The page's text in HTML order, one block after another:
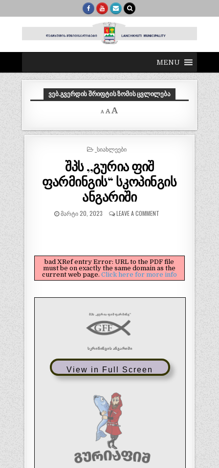
MENU
ᲕᲔᲑ.ᲒᲕᲔᲠᲓᲘᲡ ᲨᲠᲘᲤᲢᲘᲡ ᲖᲝᲛᲘᲡ ᲪᲕᲚᲘᲚᲔᲑᲐ
A
Decrease
font
A Reset
A
size.
POSTED
_ᲡᲘᲐᲮᲚᲔᲔᲑᲘ
შპს ,,გურია ფიშ
ფარმინგის“ სკოპინგის
ანგარიში
ᲛᲐᲠᲢᲘ 20, 2023 LEAVE A COMMENT
bad XRef entry Error: URL to the PDF file
must be on exactly the same domain as the
current web page. Click here for more info
View in Full Screen